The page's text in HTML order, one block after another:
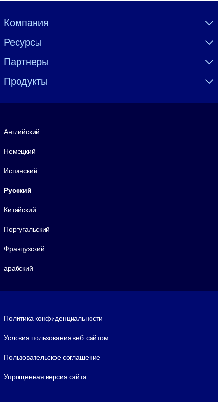
Visually hidden Text
Компания
Ресурсы
Партнеры
Продукты
Английский
Немецкий
Испанский
Русский
Китайский
Португальский
Французский
арабский
Политика конфиденциальности
Условия пользования веб-сайтом
Пользовательское соглашение
Упрощенная версия сайта